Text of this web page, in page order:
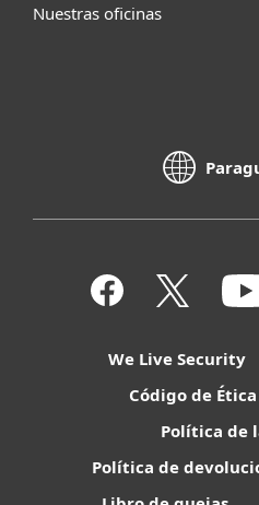
Nuestras oficinas
We Live Security
Código de
Política de
Política de